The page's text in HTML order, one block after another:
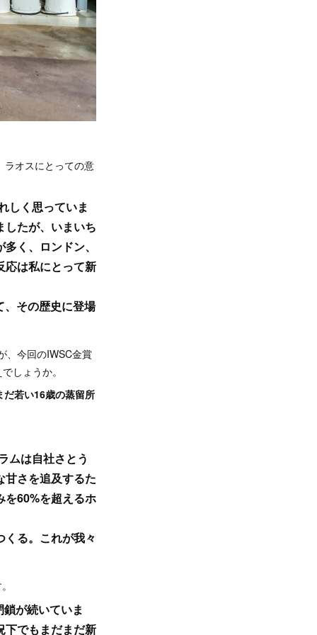
ラオスにとっての意
しく思っていま
したが、いまいち
く、ロンドン、
応は私にとって新
その歴史に登場
、今回のIWSC金賞
しょうか。
若い16歳の蒸留所
ムは自社さとう
甘さを追及するた
を60%を超えるホ
る。これが我々
が続いていま
下でもまだまだ新